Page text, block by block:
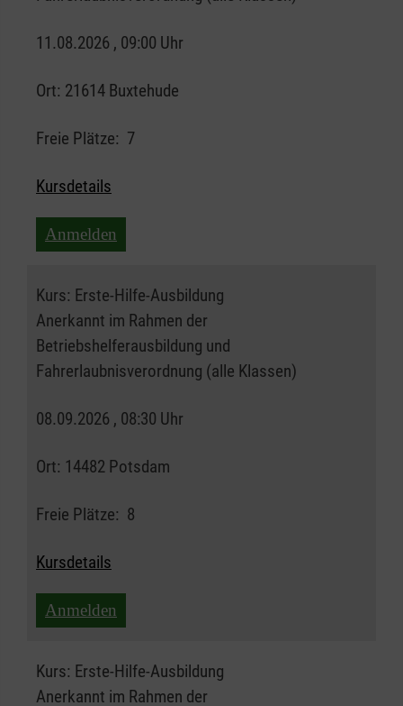
11.08.2026 , 09:00 Uhr
Ort: 21614 Buxtehude
Freie Plätze: 7
Kursdetails
Anmelden
Kurs: Erste-Hilfe-Ausbildung
Anerkannt im Rahmen der
Betriebshelferausbildung und
Fahrerlaubnisverordnung (alle Klassen)
08.09.2026 , 08:30 Uhr
Ort: 14482 Potsdam
Freie Plätze: 8
Kursdetails
Anmelden
Kurs: Erste-Hilfe-Ausbildung
Anerkannt im Rahmen der